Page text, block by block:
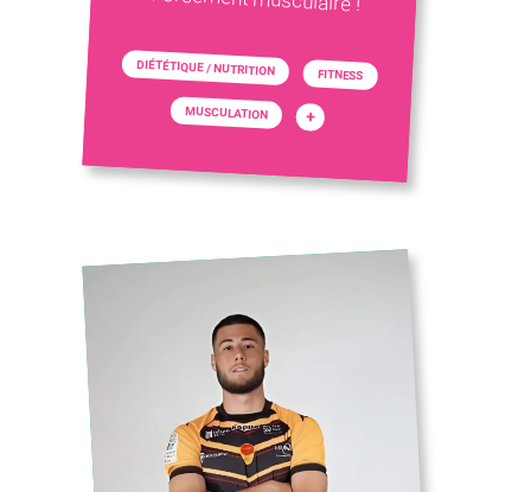
DIÉTÉTIQUE / NUTRITION FITNESS
MUSCULATION +